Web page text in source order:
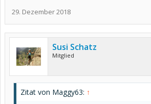
alle naselang mit der Sprüflasche durchs
Vorhänge, damit die Luftfeuchtigkeit noch
29. Dezember 2018
Susi Schatz
Mitglied
Zitat von Maggy63: ↑